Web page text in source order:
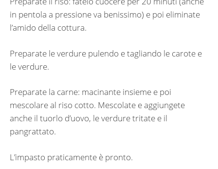
in pentola a pressione va benissimo) e poi eliminate
l’amido della cottura.
Preparate le verdure pulendo e tagliando le carote e
le verdure.
Preparate la carne: macinante insieme e poi
mescolare al riso cotto. Mescolate e aggiungete
anche il tuorlo d’uovo, le verdure tritate e il
pangrattato.
L’impasto praticamente è pronto.